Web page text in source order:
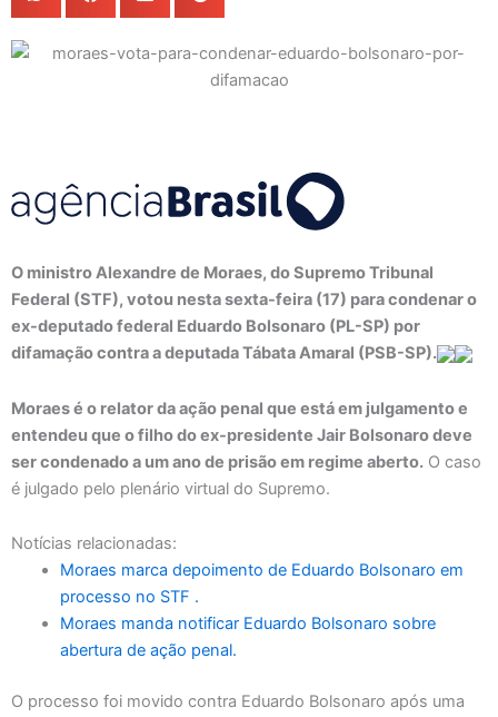
O ministro Alexandre de Moraes, do Supremo Tribunal
Federal (STF), votou nesta sexta-feira (17) para condenar o
ex-deputado federal Eduardo Bolsonaro (PL-SP) por
difamação contra a deputada Tábata Amaral (PSB-SP).
Moraes é o relator da ação penal que está em julgamento e
entendeu que o filho do ex-presidente Jair Bolsonaro deve
ser condenado a um ano de prisão em regime aberto. O caso
é julgado pelo plenário virtual do Supremo.
Notícias relacionadas:
Moraes marca depoimento de Eduardo Bolsonaro em
processo no STF .
Moraes manda notificar Eduardo Bolsonaro sobre
abertura de ação penal.
O processo foi movido contra Eduardo Bolsonaro após uma